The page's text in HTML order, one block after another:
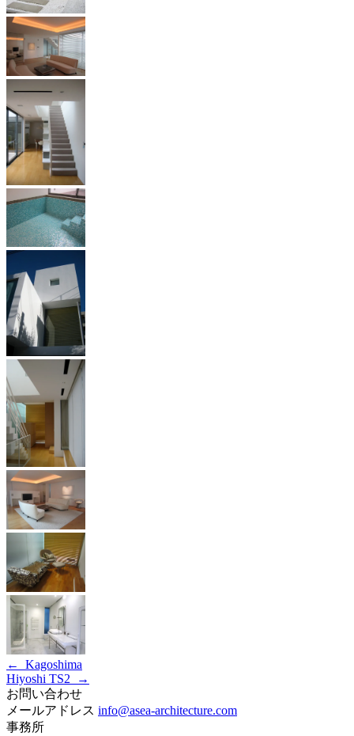
←
Kagoshima
Hiyoshi TS2
→
お問い合わせ
メールアドレス info@asea-architecture.com
事務所